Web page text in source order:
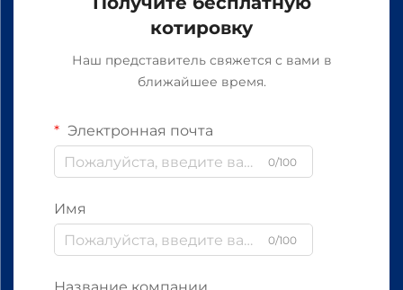
котировку
Наш представитель свяжется с вами в
ближайшее время.
Электронная почта
0/100
Имя
0/100